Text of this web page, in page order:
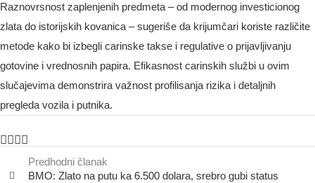
Raznovrsnost zaplenjenih predmeta – od modernog investicionog
zlata do istorijskih kovanica – sugeriše da krijumčari koriste različite
metode kako bi izbegli carinske takse i regulative o prijavljivanju
gotovine i vrednosnih papira. Efikasnost carinskih službi u ovim
slučajevima demonstrira važnost profilisanja rizika i detaljnih
pregleda vozila i putnika.
Predhodni članak
BMO: Zlato na putu ka 6.500 dolara, srebro gubi status